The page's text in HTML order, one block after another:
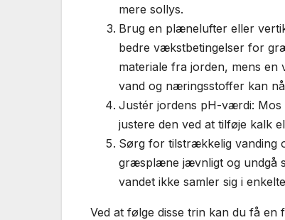
mere sollys.
Brug en plænelufter eller
bedre vækstbetingelser for
materiale fra jorden, mens
vand og næringsstoffer kan
Justér jordens pH-værdi:
justere den ved at tilføje kalk
Sørg for tilstrækkelig vanding
græsplæne jævnligt og undgå
vandet ikke samler sig i
Ved at følge disse trin kan du få